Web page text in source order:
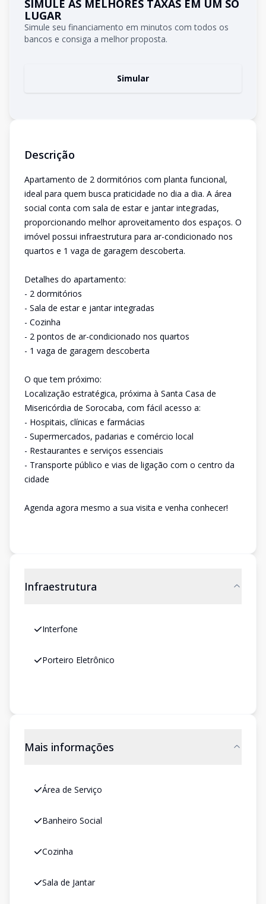
SIMULE AS MELHORES TAXAS EM UM SÓ
LUGAR
Simule seu financiamento em minutos com todos os
bancos e consiga a melhor proposta.
Simular
Descrição
Apartamento de 2 dormitórios com planta funcional,
ideal para quem busca praticidade no dia a dia. A área
social conta com sala de estar e jantar integradas,
proporcionando melhor aproveitamento dos espaços. O
imóvel possui infraestrutura para ar-condicionado nos
quartos e 1 vaga de garagem descoberta.
Detalhes do apartamento:
- 2 dormitórios
- Sala de estar e jantar integradas
- Cozinha
- 2 pontos de ar-condicionado nos quartos
- 1 vaga de garagem descoberta
O que tem próximo:
Localização estratégica, próxima à Santa Casa de
Misericórdia de Sorocaba, com fácil acesso a:
- Hospitais, clínicas e farmácias
- Supermercados, padarias e comércio local
- Restaurantes e serviços essenciais
- Transporte público e vias de ligação com o centro da
cidade
Agenda agora mesmo a sua visita e venha conhecer!
Infraestrutura
Interfone
Porteiro Eletrônico
Mais informações
Área de Serviço
Banheiro Social
Cozinha
Sala de Jantar